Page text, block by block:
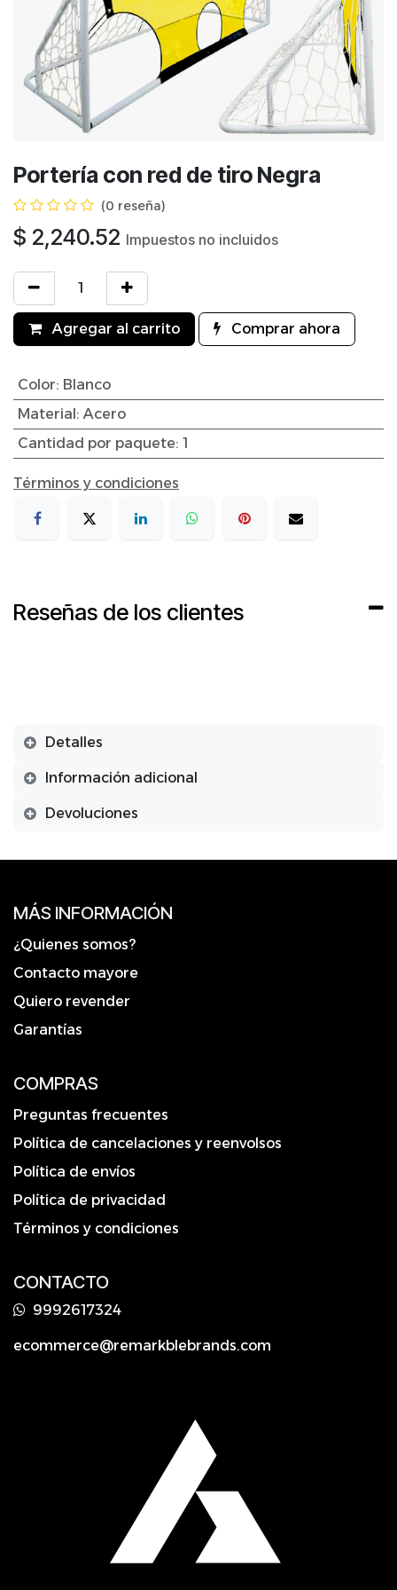
Portería con red de tiro Negra
(0 reseña)
$ 2,240.52 Impuestos no incluidos
Agregar al carrito Comprar ahora
Color: Blanco
Material: Acero
Cantidad por paquete: 1
Términos y condiciones
Reseñas de los clientes
Detalles
Información adicional
Devoluciones
MÁS INFORMACIÓN
¿Quienes somos?
Contacto mayore
Quiero revender
Garantías
COMPRAS
Preguntas frecuentes
Política de cancelaciones y reenvolsos
Política de envíos
Política de privacidad
Términos y condiciones
CONTACTO
9992617324
ecommerce@remarkblebrands.com